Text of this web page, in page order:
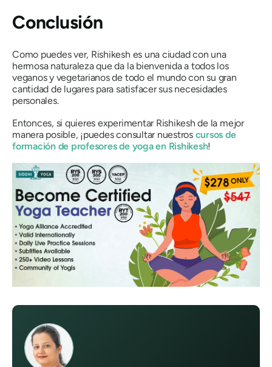
Conclusión
Como puedes ver, Rishikesh es una ciudad con una
hermosa naturaleza que da la bienvenida a todos los
veganos y vegetarianos de todo el mundo con su gran
cantidad de lugares para satisfacer sus necesidades
personales.
Entonces, si quieres experimentar Rishikesh de la mejor
manera posible, ¡puedes consultar nuestros cursos de
formación de profesores de yoga en Rishikesh!